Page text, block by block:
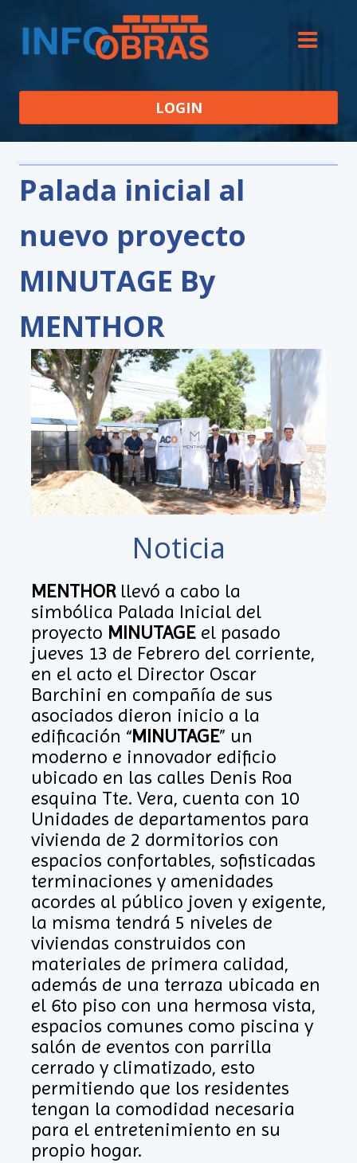
LOGIN
Palada inicial al
nuevo proyecto
MINUTAGE By
MENTHOR
Noticia
MENTHOR llevó a cabo la
simbólica Palada Inicial del
proyecto MINUTAGEel pasado
jueves 13 de Febrero del corriente,
en el acto el Director Oscar
Barchini en compañía de sus
asociados dieron inicio a la
edificación “MINUTAGE” un
moderno e innovador edificio
ubicado en las calles Denis Roa
esquina Tte. Vera, cuenta con 10
Unidades de departamentos para
vivienda de 2 dormitorios con
espacios confortables, sofisticadas
terminaciones y amenidades
acordes al público joven y exigente,
la misma tendrá 5 niveles de
viviendas construidos con
materiales de primera calidad,
además de una terraza ubicada en
el 6to piso con una hermosa vista,
espacios comunes como piscina y
salón de eventos con parrilla
cerrado y climatizado, esto
permitiendo que los residentes
tengan la comodidad necesaria
para el entretenimiento en su
propio hogar.